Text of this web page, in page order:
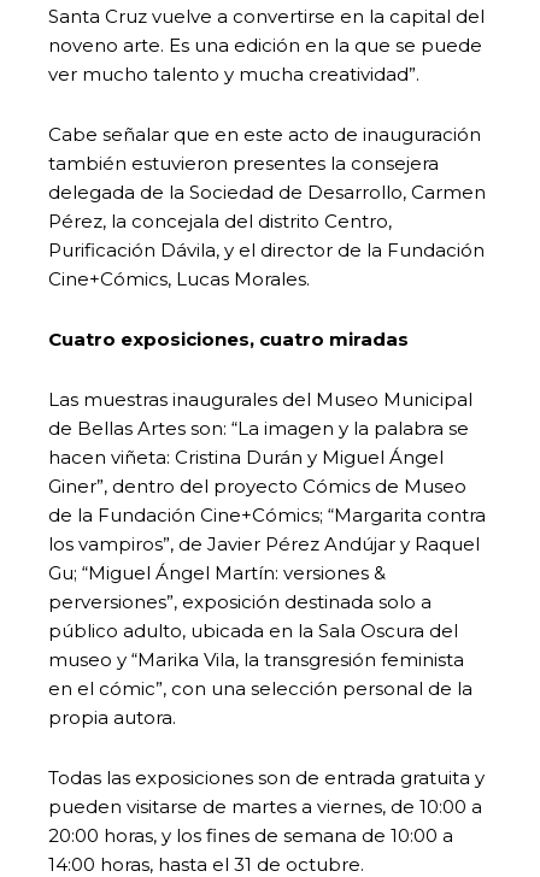
Santa Cruz vuelve a convertirse en la capital del
noveno arte. Es una edición en la que se puede
ver mucho talento y mucha creatividad”.
Cabe señalar que en este acto de inauguración
también estuvieron presentes la consejera
delegada de la Sociedad de Desarrollo, Carmen
Pérez, la concejala del distrito Centro,
Purificación Dávila, y el director de la Fundación
Cine+Cómics, Lucas Morales.
Cuatro exposiciones, cuatro miradas
Las muestras inaugurales del Museo Municipal
de Bellas Artes son: “La imagen y la palabra se
hacen viñeta: Cristina Durán y Miguel Ángel
Giner”, dentro del proyecto Cómics de Museo
de la Fundación Cine+Cómics; “Margarita contra
los vampiros”, de Javier Pérez Andújar y Raquel
Gu; “Miguel Ángel Martín: versiones &
perversiones”, exposición destinada solo a
público adulto, ubicada en la Sala Oscura del
museo y “Marika Vila, la transgresión feminista
en el cómic”, con una selección personal de la
propia autora.
Todas las exposiciones son de entrada gratuita y
pueden visitarse de martes a viernes, de 10:00 a
20:00 horas, y los fines de semana de 10:00 a
14:00 horas, hasta el 31 de octubre.